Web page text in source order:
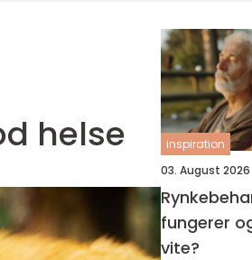
helse
inspiration
03. August 2026
fungerer
vite?